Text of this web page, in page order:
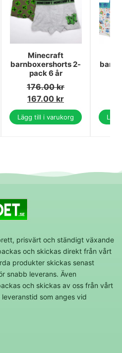
Minecraft
barnboxershorts 2-
pack 6 år
176.00kr
167.00 kr
Lägg till i varukorg
prisvärt och ständigt växande
och skickas direkt från vårt
produkter skickas senast
snabb leverans. Även
och skickas av oss från vårt
som anges vid